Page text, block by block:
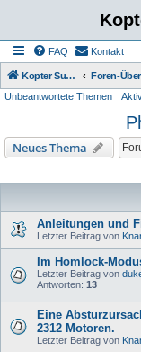
FAQ Kontakt
Kopter Support - von Anwendern für Anwender. Foren-
Unbeantwortete Themen
Neues Thema
Anleitungen und
Letzter Beitrag von
Im Homlock-
Letzter Beitrag von
Antworten: 13
Eine
2312 Motoren.
Letzter Beitrag von